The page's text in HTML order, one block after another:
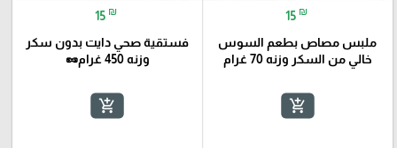
15 ₪
ملبس مصاص بطعم السوس
خالي من السكر وزنه 70 غرام
add_shopping_cart
15 ₪
فستقية صحي دايت بدون سكر
وزنه 450 غرام🥜
add_shopping_cart